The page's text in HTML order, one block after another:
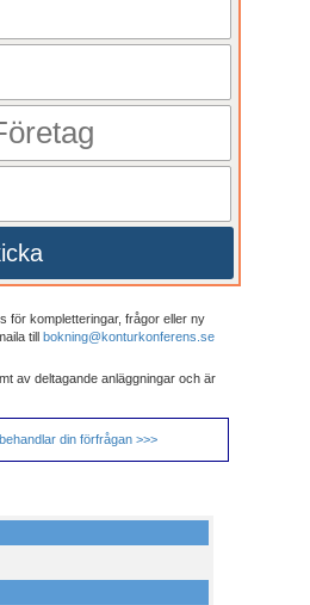
för kompletteringar, frågor eller ny
till bokning@konturkonferens.se
av deltagande anläggningar och är
din förfrågan >>>